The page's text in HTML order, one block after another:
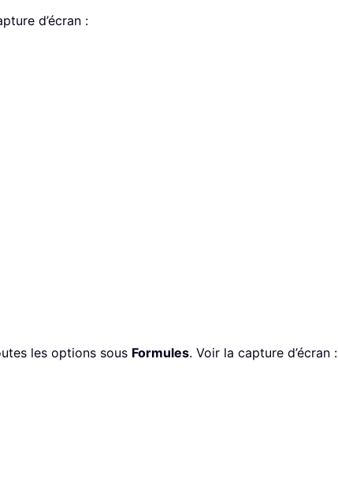
d’écran :
les options sous Formules. Voir la capture d’écran :